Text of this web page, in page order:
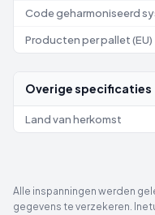
Code geharmoniseerd
Producten per pallet (EU)
Overige specificaties
Land van herkomst
Alle inspanningen werden
gegevens te verzekeren.